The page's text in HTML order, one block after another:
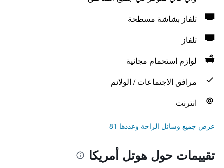
تلفاز بشاشة مسطحة
تلفاز
لوازم استحمام مجانية
مرافق الاجتماعات / الولائم
انترنت
عرض جميع وسائل الراحة وعددها 81
تقييمات حول هوتل أمريكا